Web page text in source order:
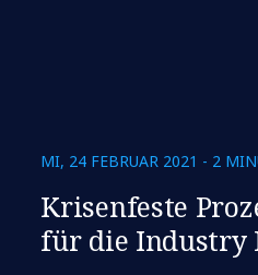
MI, 24 FEBRUAR 2021 - 2
Krisenfeste
für die Industry